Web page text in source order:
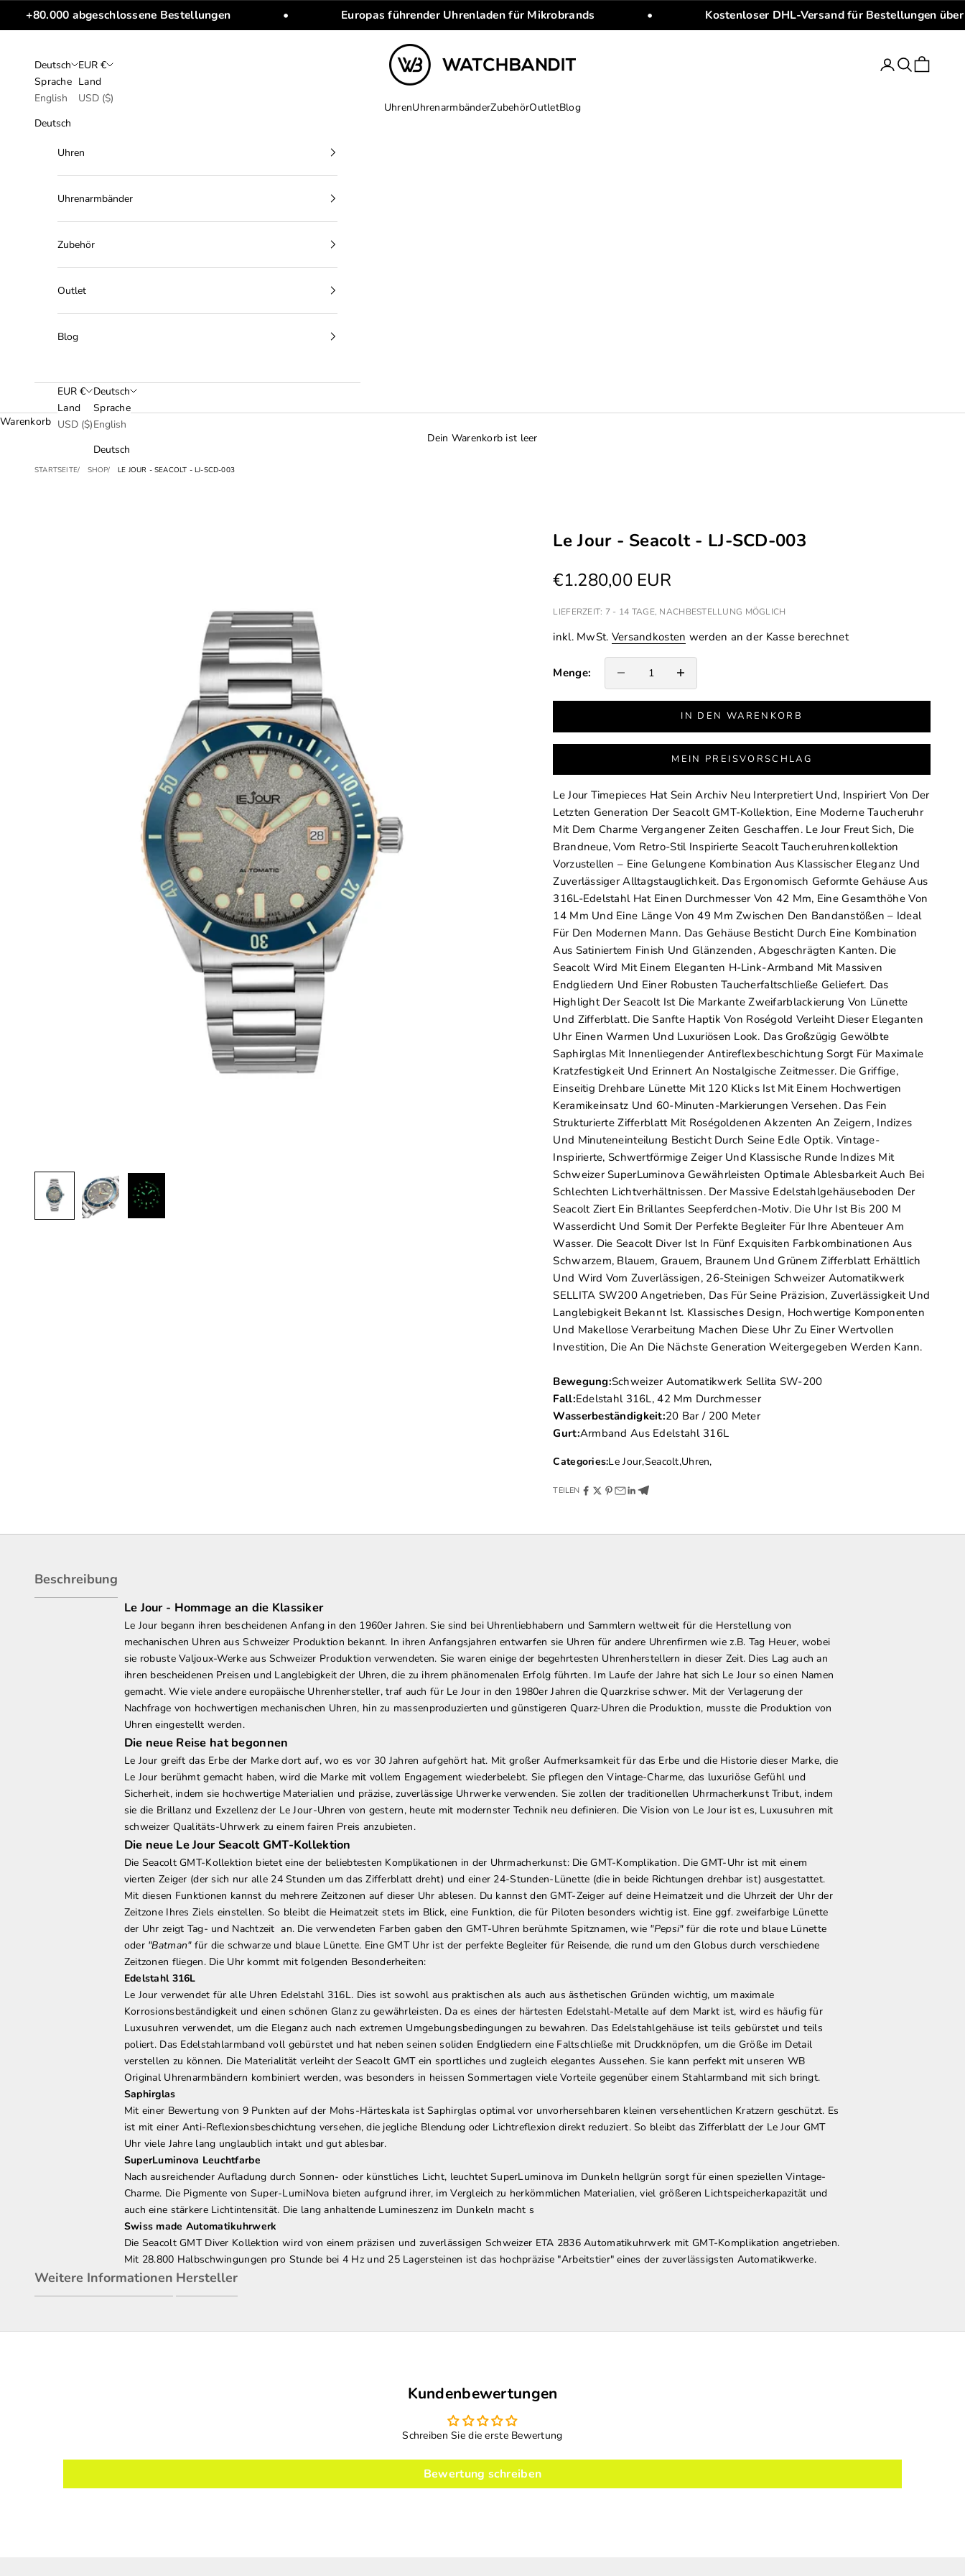
Zum Inhalt springen
+80.000 abgeschlossene Bestellungen • Europas führender Uhrenladen für Mikrobrands • Kostenloser DHL-Versand für Bestellungen
Deutsch
Sprache
English
Deutsch
EUR €
Land
USD ($)
WATCHBANDIT
UhrenUhrenarmbänderZubehörOutletBlog
Anmelden
SuchenWarenkorb
Uhren
Uhrenarmbänder
Zubehör
Outlet
Blog
EUR €
Land
USD ($)
Deutsch
Sprache
English
Deutsch
Warenkorb
Dein Warenkorb ist leer
STARTSEITE SHOP LE JOUR - SEACOLT - LJ-SCD-003
Le Jour - Seacolt - LJ-SCD-003
Angebot
€1.280,00 EUR
LIEFERZEIT: 7 - 14 TAGE, NACHBESTELLUNG MÖGLICH
inkl. MwSt. Versandkosten werden an der Kasse berechnet
Menge:
IN DEN WARENKORB
MEIN PREISVORSCHLAG
Le Jour Timepieces Hat Sein Archiv Neu Interpretiert Und, Inspiriert Von Der
Letzten Generation Der Seacolt GMT-Kollektion, Eine Moderne Taucheruhr
Mit Dem Charme Vergangener Zeiten Geschaffen. Le Jour Freut Sich, Die
Brandneue, Vom Retro-Stil Inspirierte Seacolt Taucheruhrenkollektion
Vorzustellen – Eine Gelungene Kombination Aus Klassischer Eleganz Und
Zuverlässiger Alltagstauglichkeit. Das Ergonomisch Geformte Gehäuse Aus
316L-Edelstahl Hat Einen Durchmesser Von 42 Mm, Eine Gesamthöhe Von
14 Mm Und Eine Länge Von 49 Mm Zwischen Den Bandanstößen – Ideal
Für Den Modernen Mann. Das Gehäuse Besticht Durch Eine Kombination
Aus Satiniertem Finish Und Glänzenden, Abgeschrägten Kanten. Die
Seacolt Wird Mit Einem Eleganten H-Link-Armband Mit Massiven
Endgliedern Und Einer Robusten Taucherfaltschließe Geliefert. Das
Highlight Der Seacolt Ist Die Markante Zweifarblackierung Von Lünette
Und Zifferblatt. Die Sanfte Haptik Von Roségold Verleiht Dieser Eleganten
Uhr Einen Warmen Und Luxuriösen Look. Das Großzügig Gewölbte
Saphirglas Mit Innenliegender Antireflexbeschichtung Sorgt Für Maximale
Kratzfestigkeit Und Erinnert An Nostalgische Zeitmesser. Die Griffige,
Einseitig Drehbare Lünette Mit 120 Klicks Ist Mit Einem Hochwertigen
Keramikeinsatz Und 60-Minuten-Markierungen Versehen. Das Fein
Strukturierte Zifferblatt Mit Roségoldenen Akzenten An Zeigern, Indizes
Und Minuteneinteilung Besticht Durch Seine Edle Optik. Vintage-
Inspirierte, Schwertförmige Zeiger Und Klassische Runde Indizes Mit
Schweizer SuperLuminova Gewährleisten Optimale Ablesbarkeit Auch Bei
Schlechten Lichtverhältnissen. Der Massive Edelstahlgehäuseboden Der
Seacolt Ziert Ein Brillantes Seepferdchen-Motiv. Die Uhr Ist Bis 200 M
Wasserdicht Und Somit Der Perfekte Begleiter Für Ihre Abenteuer Am
Wasser. Die Seacolt Diver Ist In Fünf Exquisiten Farbkombinationen Aus
Schwarzem, Blauem, Grauem, Braunem Und Grünem Zifferblatt Erhältlich
Und Wird Vom Zuverlässigen, 26-Steinigen Schweizer Automatikwerk
SELLITA SW200 Angetrieben, Das Für Seine Präzision, Zuverlässigkeit Und
Langlebigkeit Bekannt Ist. Klassisches Design, Hochwertige Komponenten
Und Makellose Verarbeitung Machen Diese Uhr Zu Einer Wertvollen
Investition, Die An Die Nächste Generation Weitergegeben Werden Kann.
Bewegung:Schweizer Automatikwerk Sellita SW-200
Fall:Edelstahl 316L, 42 Mm Durchmesser
Wasserbeständigkeit:20 Bar / 200 Meter
Gurt:Armband Aus Edelstahl 316L
Categories:Le Jour,Seacolt,Uhren,
TEILEN
Beschreibung
Le Jour - Hommage an die Klassiker
Le Jour begann ihren bescheidenen Anfang in den 1960er Jahren. Sie sind bei Uhrenliebhabern und Sammlern weltweit für die Herstellung von
mechanischen Uhren aus Schweizer Produktion bekannt. In ihren Anfangsjahren entwarfen sie Uhren für andere Uhrenfirmenwie z.B. Tag Heuer, wobei
sie robuste Valjoux-Werke aus Schweizer Produktion verwendeten. Sie waren einige der begehrtesten Uhrenherstellern in dieser Zeit. Dies Lag auch an
ihren bescheidenen Preisen und Langlebigkeit der Uhren, die zu ihrem phänomenalen Erfolg führten. Im Laufe der Jahre hat sich Le Jour so einen Namen
gemacht. Wie viele andere europäische Uhrenhersteller, traf auch für Le Jour in den 1980er Jahren die Quarzkrise schwer. Mit der Verlagerung der
Nachfrage von hochwertigen mechanischen Uhren, hin zu massenproduzierten und günstigeren Quarz-Uhren die Produktion, musste die Produktion von
Uhren eingestellt werden.
Die neue Reise hat begonnen
Le Jour greift das Erbe der Marke dort auf, wo es vor 30 Jahren aufgehört hat. Mit großer Aufmerksamkeit für das Erbe und die Historie dieser Marke, die
Le Jour berühmt gemacht haben, wird die Marke mit vollem Engagement wiederbelebt. Sie pflegen den Vintage-Charme, das luxuriöse Gefühl und
Sicherheit, indem sie hochwertige Materialien und präzise, zuverlässige Uhrwerke verwenden. Sie zollen der traditionellen Uhrmacherkunst Tribut, indem
sie die Brillanz und Exzellenz der Le Jour-Uhren von gestern, heute mit modernster Technik neu definieren. Die Vision von Le Jour ist es, Luxusuhren mit
schweizer Qualitäts-Uhrwerk zu einem fairen Preis anzubieten.
Die neue Le Jour Seacolt GMT-Kollektion
Die Seacolt GMT-Kollektion bietet eine der beliebtesten Komplikationen in der Uhrmacherkunst: Die GMT-Komplikation. Die GMT-Uhr ist mit einem
vierten Zeiger (der sich nur alle 24 Stunden um das Zifferblatt dreht) und einer 24-Stunden-Lünette (die in beide Richtungen drehbar ist) ausgestattet.
Mit diesen Funktionen kannst du mehrere Zeitzonen auf dieser Uhr ablesen. Du kannst den GMT-Zeiger auf deine Heimatzeit und die Uhrzeit der Uhr der
Zeitzone Ihres Ziels einstellen. So bleibt die Heimatzeit stets im Blick, eine Funktion, die für Piloten besonders wichtig ist. Eine ggf. zweifarbige Lünette
der Uhr zeigt Tag- und Nachtzeit an. Die verwendeten Farben gaben den GMT-Uhren berühmte Spitznamen, wie "Pepsi"für die rote und blaue Lünette
oder "Batman"für die schwarze und blaue Lünette. Eine GMT Uhr ist der perfekte Begleiter für Reisende, die rund um den Globus durch verschiedene
Zeitzonen fliegen. Die Uhr kommt mit folgenden Besonderheiten:
Edelstahl 316L
Le Jour verwendet für alle Uhren Edelstahl 316L. Dies ist sowohl aus praktischen als auch aus ästhetischen Gründen wichtig, um maximale
Korrosionsbeständigkeit und einen schönen Glanz zu gewährleisten. Da es eines der härtesten Edelstahl-Metalle auf dem Markt ist, wird es häufig für
Luxusuhren verwendet, um die Eleganz auch nach extremen Umgebungsbedingungen zu bewahren. Das Edelstahlgehäuse ist teils gebürstet und teils
poliert. Das Edelstahlarmband voll gebürstet und hat neben seinen soliden Endgliedern eine Faltschließe mit Druckknöpfen, um die Größe im Detail
verstellen zu können. Die Materialität verleiht der Seacolt GMT ein sportliches und zugleich elegantes Aussehen. Sie kann perfekt mit unseren WB
Original Uhrenarmbändern kombiniert werden, was besonders in heissen Sommertagen viele Vorteile gegenüber einem Stahlarmband mit sich bringt.
Saphirglas
Mit einer Bewertung von 9 Punkten auf der Mohs-Härteskala ist Saphirglas optimal vor unvorhersehbaren kleinen versehentlichen Kratzern geschützt. Es
ist mit einer Anti-Reflexionsbeschichtung versehen, die jegliche Blendung oder Lichtreflexion direkt reduziert. So bleibt das Zifferblatt der Le Jour GMT
Uhr viele Jahre lang unglaublich intakt und gut ablesbar.
SuperLuminova Leuchtfarbe
Nach ausreichender Aufladung durch Sonnen- oder künstliches Licht, leuchtet SuperLuminova im Dunkeln hellgrün sorgt für einen speziellen Vintage-
Charme. Die Pigmente von Super-LumiNova bieten aufgrund ihrer, im Vergleich zu herkömmlichen Materialien, viel größeren Lichtspeicherkapazität und
auch eine stärkere Lichtintensität. Die lang anhaltende Lumineszenz im Dunkeln macht s
Swiss made Automatikuhrwerk
Die Seacolt GMT Diver Kollektion wird von einem präzisen und zuverlässigen Schweizer ETA 2836 Automatikuhrwerk mit GMT-Komplikation angetrieben.
Mit 28.800 Halbschwingungen pro Stunde bei 4 Hz und 25 Lagersteinen ist das hochpräzise "Arbeitstier" eines der zuverlässigsten Automatikwerke.
Weitere Informationen Hersteller
Kundenbewertungen
Schreiben Sie die erste Bewertung
Bewertung schreiben